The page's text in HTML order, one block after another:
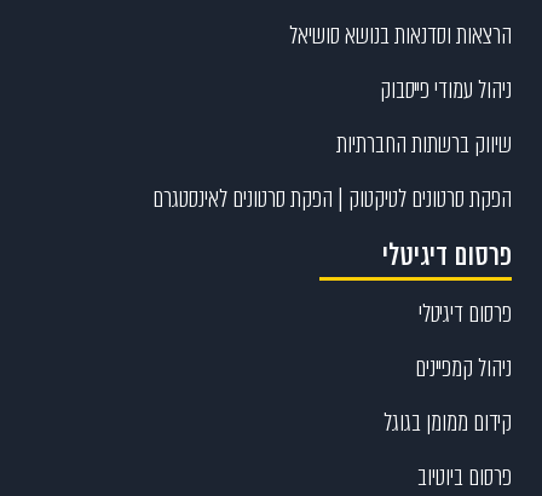
הרצאות וסדנאות בנושא סושיאל
ניהול עמודי פייסבוק
שיווק ברשתות החברתיות
הפקת סרטונים לטיקטוק | הפקת סרטונים לאינסטגרם
פרסום דיגיטלי
פרסום דיגיטלי
ניהול קמפיינים
קידום ממומן בגוגל
פרסום ביוטיוב